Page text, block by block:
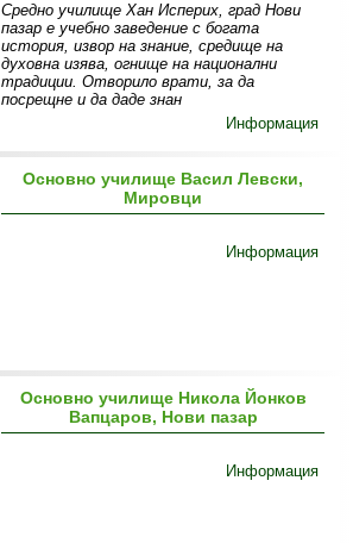
Средно училище Хан Исперих, град Нови
пазар е учебно заведение с богата
история, извор на знание, средище на
духовна изява, огнище на национални
традиции. Отворило врати, за да
посрещне и да даде знан
Информация
Основно училище Васил Левски,
Мировци
Информация
Основно училище Никола Йонков
Вапцаров, Нови пазар
Информация